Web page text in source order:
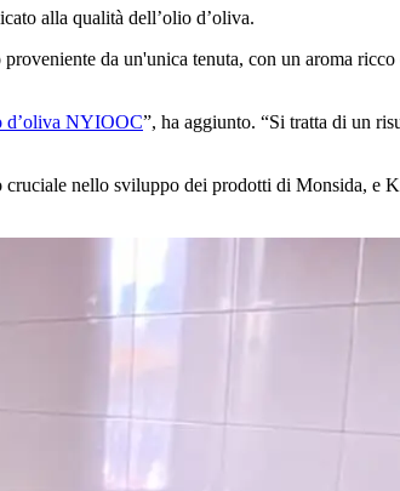
alla qualità dell’olio d’oliva.
da un'unica tenuta, con un aroma
d’oliva NYIOOC”, ha aggiunto. “Si tratta di un
nello sviluppo dei prodotti di Monsida, e